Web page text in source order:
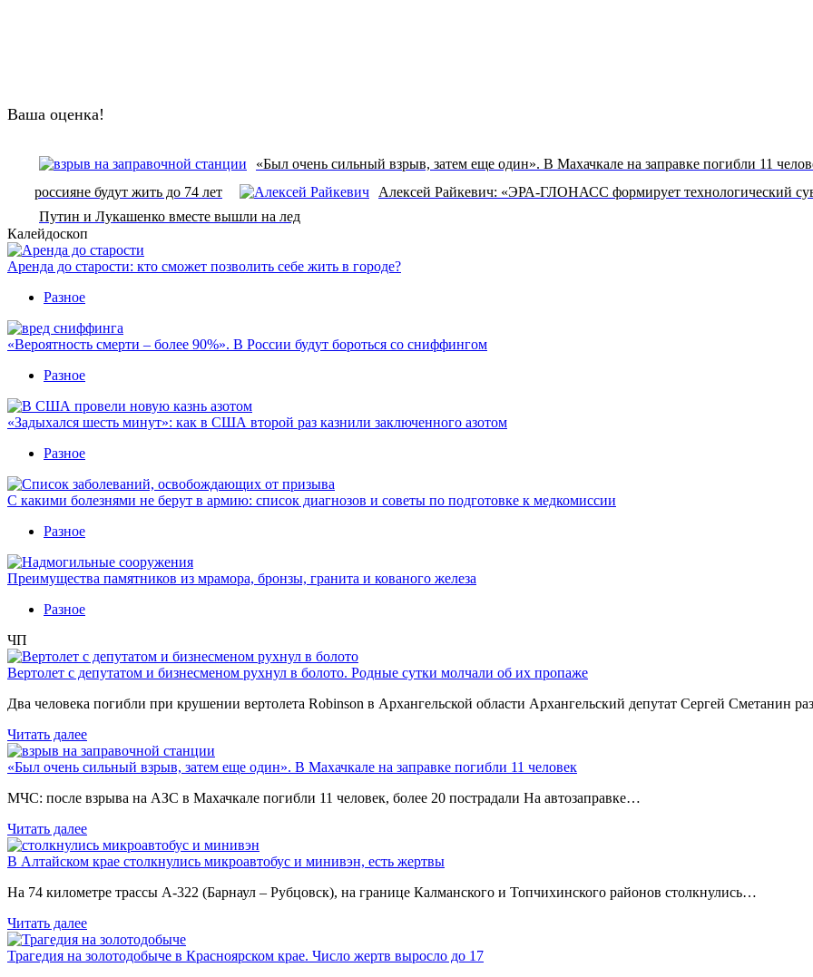
Ваша оценка!
«Был очень сильный взрыв, затем еще один». В Махачкале на заправке погибли 11
россияне будут жить до 74 лет
Алексей Райкевич: «ЭРА-ГЛОНАСС формирует технологический
Путин и Лукашенко вместе вышли на лед
Калейдоскоп
Аренда до старости: кто сможет позволить себе жить в городе?
Разное
«Вероятность смерти – более 90%». В России будут бороться со сниффингом
Разное
«Задыхался шесть минут»: как в США второй раз казнили заключенного азотом
Разное
С какими болезнями не берут в армию: список диагнозов и советы по подготовке к медкомиссии
Разное
Преимущества памятников из мрамора, бронзы, гранита и кованого железа
Разное
ЧП
Вертолет с депутатом и бизнесменом рухнул в болото. Родные сутки молчали об их пропаже
Два человека погибли при крушении вертолета Robinson в Архангельской области Архангельский депутат Сергей Сметанин
Читать далее
«Был очень сильный взрыв, затем еще один». В Махачкале на заправке погибли 11 человек
МЧС: после взрыва на АЗС в Махачкале погибли 11 человек, более 20 пострадали На автозаправке…
Читать далее
В Алтайском крае столкнулись микроавтобус и минивэн, есть жертвы
На 74 километре трассы А-322 (Барнаул – Рубцовск), на границе Калманского и Топчихинского районов столкнулись…
Читать далее
Трагедия на золотодобыче в Красноярском крае. Число жертв выросло до 17